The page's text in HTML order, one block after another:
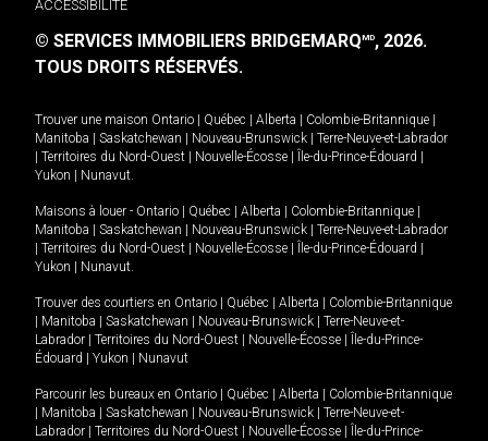
ACCESSIBILITÉ
© SERVICES IMMOBILIERS BRIDGEMARQMD, 2026.
TOUS DROITS RÉSERVÉS.
Trouver une maison Ontario Québec Alberta Colombie-Britannique
Manitoba
Saskatchewan Nouveau-Brunswick
Terre-Neuve-et-Labrador
Territoires du Nord-Ouest Nouvelle-Écosse Île-du-Prince-Édouard
Yukon
Nunavut.
Maisons à louer - Ontario Québec Alberta Colombie-Britannique
Manitoba
Saskatchewan Nouveau-Brunswick
Terre-Neuve-et-Labrador
Territoires du Nord-Ouest Nouvelle-Écosse Île-du-Prince-Édouard
Yukon
Nunavut.
Trouver des courtiers en Ontario Québec Alberta
Colombie-Britannique
Manitoba Saskatchewan Nouveau-Brunswick
Terre-Neuve-et-
Labrador
Territoires du Nord-Ouest Nouvelle-Écosse
Île-du-Prince-
Édouard
Yukon Nunavut
Parcourir les bureaux en Ontario Québec Alberta
Colombie-Britannique
Manitoba Saskatchewan Nouveau-Brunswick
Terre-Neuve-et-
Labrador
Territoires du Nord-Ouest Nouvelle-Écosse
Île-du-Prince-